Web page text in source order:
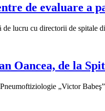
de evaluare a
de lucru cu directorii de
Oancea, de la
„Victor